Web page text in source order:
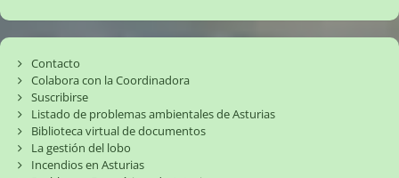
Contacto
Colabora con la Coordinadora
Suscribirse
Listado de problemas ambientales de Asturias
Biblioteca virtual de documentos
La gestión del lobo
Incendios en Asturias